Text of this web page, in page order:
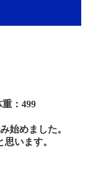
重：499
始めました。
います。